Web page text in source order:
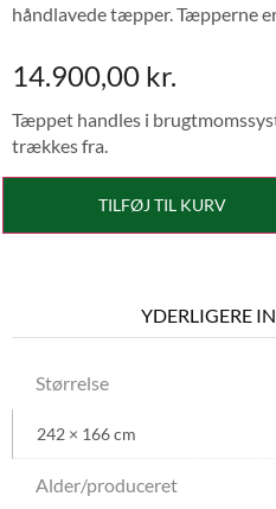
håndlavede tæpper. Tæpperne
14.900,00 kr.
Tæppet handles i
trækkes fra.
TILFØJ TIL KURV
YDERLIGERE
Størrelse
242 × 166 cm
Alder/produceret